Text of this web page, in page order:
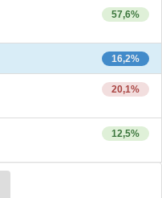
57,6%
16,2%
20,1%
12,5%